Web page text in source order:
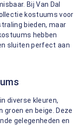
Bij Van Dal
kostuums voor
bieden, maar
hebben
sluiten perfect aan
diverse kleuren,
groen en beige. Deze
gelegenheden en